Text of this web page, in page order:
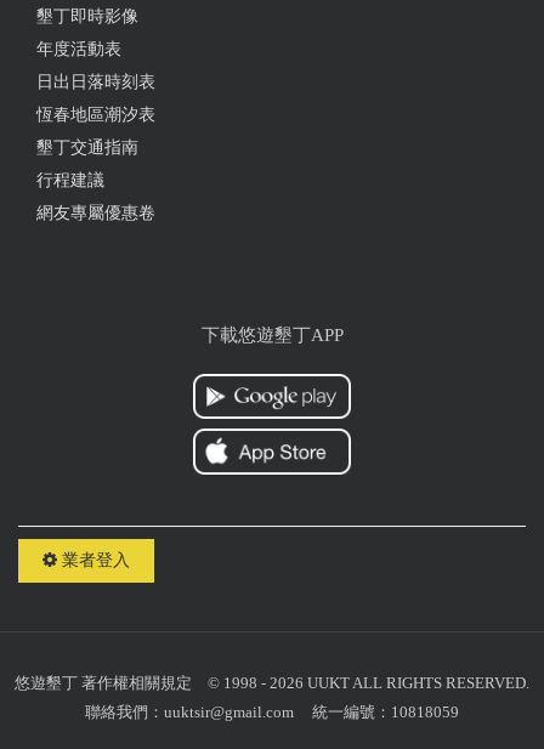
墾丁即時影像
年度活動表
日出日落時刻表
恆春地區潮汐表
墾丁交通指南
行程建議
網友專屬優惠卷
下載悠遊墾丁APP
業者登入
悠遊墾丁 著作權相關規定 © 1998 - 2026 UUKT ALL RIGHTS RESERVED.
聯絡我們： uuktsir@gmail.com 統一編號：10818059